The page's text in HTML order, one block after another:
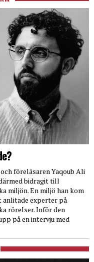
föreläsaren Yaqoub Ali
bidragit till
miljön. En miljö han kom
anlitade experter på
rörelser. Inför den
på en intervju med